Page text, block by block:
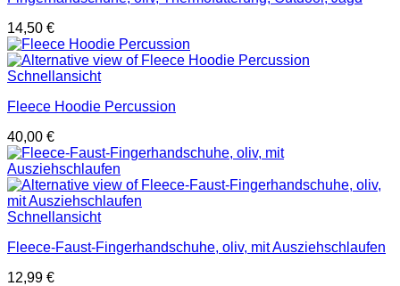
14,50 €
Schnellansicht
Fleece Hoodie Percussion
40,00 €
Schnellansicht
Fleece-Faust-Fingerhandschuhe, oliv, mit Ausziehschlaufen
12,99 €